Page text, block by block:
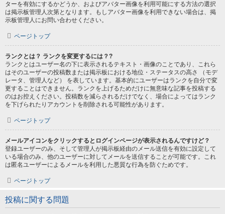
ターを有効にするかどうか、およびアバター画像を利用可能にする方法の選択
は掲示板管理人次第となります。もしアバター画像を利用できない場合は、掲
示板管理人にお問い合わせください。
ページトップ
ランクとは？ ランクを変更するには？?
ランクとはユーザー名の下に表示されるテキスト・画像のことであり、これら
はそのユーザーの投稿数または掲示板における地位・ステータスの高さ （モデ
レータ、管理人など） を表しています。基本的にユーザーはランクを自分で変
更することはできません。ランクを上げるためだけに無意味な記事を投稿する
のはお控えください。投稿数を減らされるだけでなく、場合によってはランク
を下げられたりアカウントを削除される可能性があります。
ページトップ
メールアイコンをクリックするとログインページが表示されるんですけど？
登録ユーザーのみ、そして管理人が掲示板経由のメール送信を有効に設定して
いる場合のみ、他のユーザーに対してメールを送信することが可能です。これ
は匿名ユーザーによるメールを利用した悪質な行為を防ぐためです。
ページトップ
投稿に関する問題